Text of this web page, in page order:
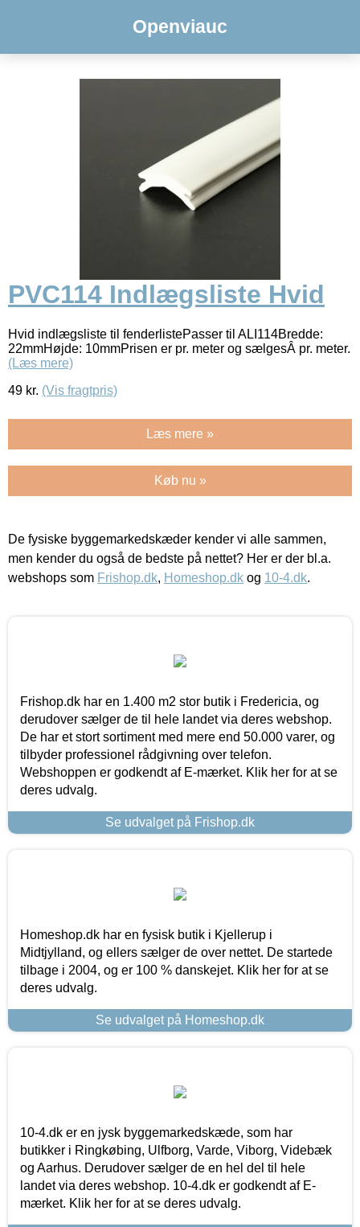
Openviauc
PVC114 Indlægsliste Hvid
Hvid indlægsliste til fenderlistePasser til ALI114Bredde:
22mmHøjde: 10mmPrisen er pr. meter og sælgesÂ pr. meter.
(Læs mere)
49 kr. (Vis fragtpris)
Læs mere »
Køb nu »
De fysiske byggemarkedskæder kender vi alle sammen,
men kender du også de bedste på nettet? Her er der bl.a.
webshops som Frishop.dk, Homeshop.dk og 10-4.dk.
Frishop.dk har en 1.400 m2 stor butik i Fredericia, og
derudover sælger de til hele landet via deres webshop.
De har et stort sortiment med mere end 50.000 varer, og
tilbyder professionel rådgivning over telefon.
Webshoppen er godkendt af E-mærket. Klik her for at se
deres udvalg.
Se udvalget på Frishop.dk
Homeshop.dk har en fysisk butik i Kjellerup i
Midtjylland, og ellers sælger de over nettet. De startede
tilbage i 2004, og er 100 % danskejet. Klik her for at se
deres udvalg.
Se udvalget på Homeshop.dk
10-4.dk er en jysk byggemarkedskæde, som har
butikker i Ringkøbing, Ulfborg, Varde, Viborg, Videbæk
og Aarhus. Derudover sælger de en hel del til hele
landet via deres webshop. 10-4.dk er godkendt af E-
mærket. Klik her for at se deres udvalg.